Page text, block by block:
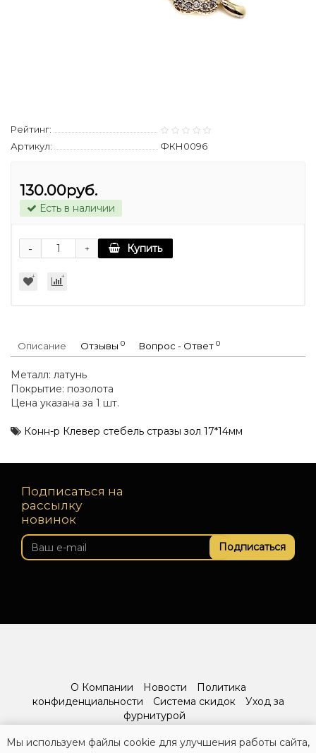
Рейтинг:
Артикул:
ФКН0096
130.00руб.
Есть в наличии
+
- Купить
Описание Отзывы 0 Вопрос - Ответ 0
Металл: латунь
Покрытие: позолота
Цена указана за 1 шт.
Конн-р Клевер стебель стразы зол 17*14мм
Подписаться на
рассылку
новинок
Подписаться
О Компании Новости
Политика
конфиденциальности
Система скидок
Уход за
фурнитурой
Мы используем файлы cookie для улучшения работы сайта,